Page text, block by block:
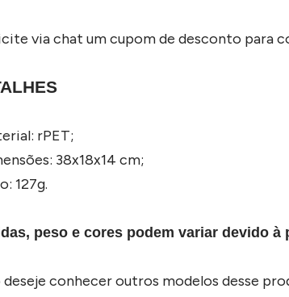
via chat um cupom de desconto para
rPET;
38x18x14 cm;
127g.
peso e cores podem variar devido
deseje conhecer outros modelos desse